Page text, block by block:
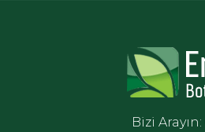
Bizi Arayın: